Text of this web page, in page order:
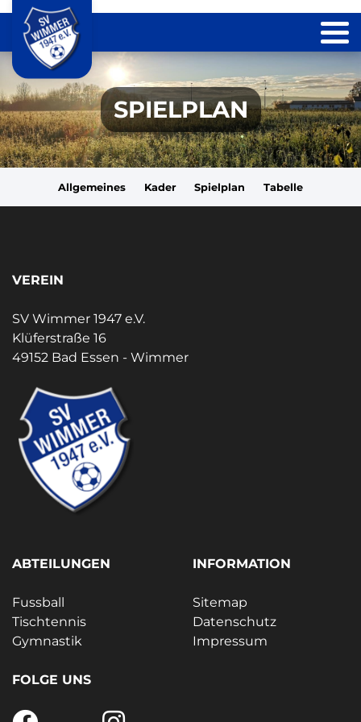
SPIELPLAN
Allgemeines Kader Spielplan Tabelle
VEREIN
SV Wimmer 1947 e.V.
Klüferstraße 16
49152 Bad Essen - Wimmer
ABTEILUNGEN
Fussball
Tischtennis
Gymnastik
INFORMATION
Sitemap
Datenschutz
Impressum
FOLGE UNS